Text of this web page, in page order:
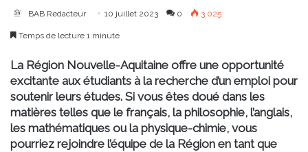
BAB Redacteur 10 juillet 2023 0 3 025
Temps de lecture 1 minute
La Région Nouvelle-Aquitaine offre une opportunité
excitante aux étudiants à la recherche d’un emploi pour
soutenir leurs études. Si vous êtes doué dans les
matières telles que le français, la philosophie, l’anglais,
les mathématiques ou la physique-chimie, vous
pourriez rejoindre l’équipe de la Région en tant que